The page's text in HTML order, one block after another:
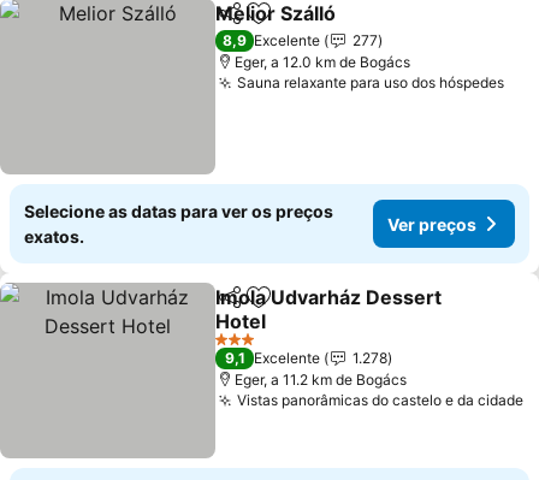
PartilharAdicionar aos favoritos
Melior Szálló
8,9 Excelente
277
Eger, a 12.0 km de Bogács
Sauna relaxante para uso dos hóspedes
Selecione as datas para ver os preços
exatos.
Ver preços
PartilharAdicionar aos favoritos
Imola Udvarház Dessert
Hotel
3 Estrelas
9,1 Excelente
1.278
Eger, a 11.2 km de Bogács
Vistas panorâmicas do castelo e da cidade